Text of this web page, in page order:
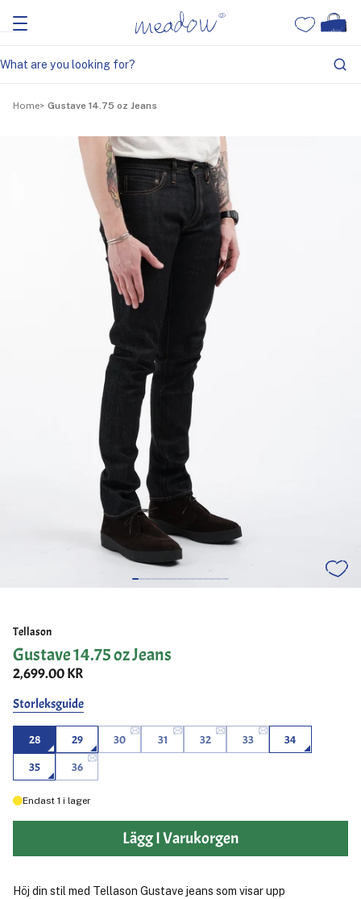
Home Gustave 14.75 oz Jeans
Tellason
Gustave 14.75 oz Jeans
2,699.00 KR
Storleksguide
28 29 30 31 32 33
34
35
36
Endast 1 i lager
Lägg I Varukorgen
Höj din stil med Tellason Gustave jeans som visar upp